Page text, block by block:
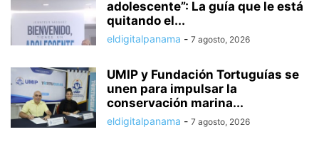
adolescente”: La guía que le está
quitando el...
eldigitalpanama - 7 agosto, 2026
UMIP y Fundación Tortuguías se
unen para impulsar la
conservación marina...
eldigitalpanama - 7 agosto, 2026